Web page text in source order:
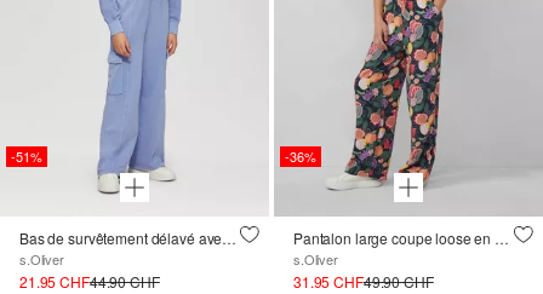
-51%
Bas de survêtement délavé avec jambe large et ceinture haute
s.Oliver
21.95 CHF44.90 CHF
-36%
Pantalon large coupe loose en viscose
s.Oliver
31.95 CHF49.90 CHF